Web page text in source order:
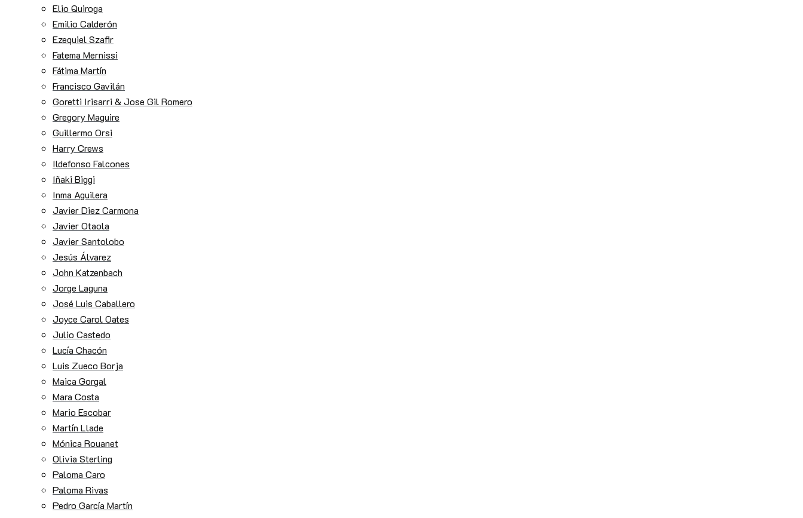
Elio Quiroga
Emilio Calderón
Ezequiel Szafir
Fatema Mernissi
Fátima Martín
Francisco Gavilán
Goretti Irisarri & Jose Gil Romero
Gregory Maguire
Guillermo Orsi
Harry Crews
Ildefonso Falcones
Iñaki Biggi
Inma Aguilera
Javier Diez Carmona
Javier Otaola
Javier Santolobo
Jesús Álvarez
John Katzenbach
Jorge Laguna
José Luis Caballero
Joyce Carol Oates
Julio Castedo
Lucía Chacón
Luis Zueco Borja
Maica Gorgal
Mara Costa
Mario Escobar
Martín Llade
Mónica Rouanet
Olivia Sterling
Paloma Caro
Paloma Rivas
Pedro García Martín